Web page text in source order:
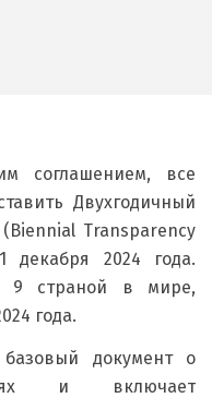
соглашением, все
Двухгодичный
Transparency
2024 года.
9 страной в мире,
года.
базовый документ о
и включает